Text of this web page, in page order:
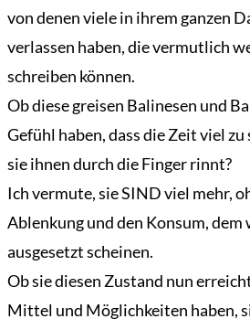
von denen viele in ihrem ganzen
verlassen haben, die vermutlich
schreiben können.
Ob diese greisen Balinesen und
Gefühl haben, dass die Zeit viel
sie ihnen durch die Finger rinnt?
Ich vermute, sie SIND viel mehr,
Ablenkung und den Konsum,
ausgesetzt scheinen.
Ob sie diesen Zustand nun
Mittel und Möglichkeiten haben,